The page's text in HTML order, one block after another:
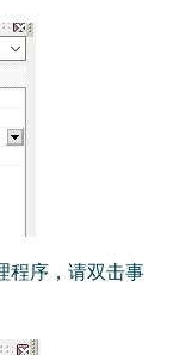
程序，请双击事